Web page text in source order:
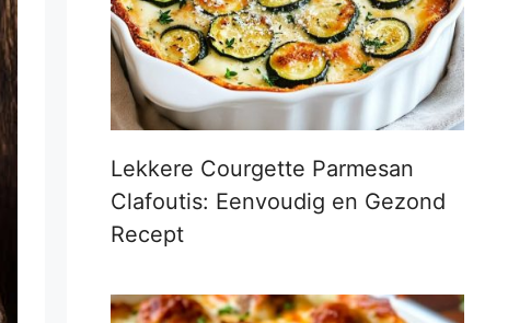
Lekkere Courgette Parmesan
Clafoutis: Eenvoudig en Gezond
Recept